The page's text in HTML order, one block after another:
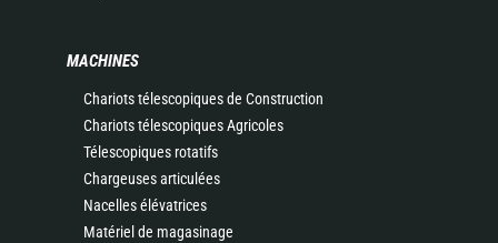
MACHINES
Chariots télescopiques de Construction
Chariots télescopiques Agricoles
Télescopiques rotatifs
Chargeuses articulées
Nacelles élévatrices
Matériel de magasinage